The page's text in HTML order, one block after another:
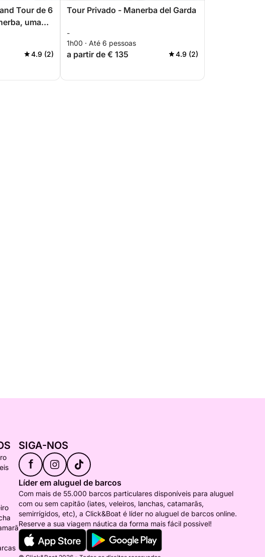
Tour de 6
uma
4.9 (2)
Tour Privado - Manerba del Garda
-
1h00 · Até 6 pessoas
a partir de € 135 4.9 (2)
SIGA-NOS
f
Líder em aluguel de barcos
Com mais de 55.000 barcos particulares disponíveis para aluguel
com ou sem capitão (iates, veleiros, lanchas, catamarãs,
semirrígidos, etc), a Click&Boat é líder no aluguel de barcos online.
Reserve a sua viagem náutica da forma mais fácil possivel!